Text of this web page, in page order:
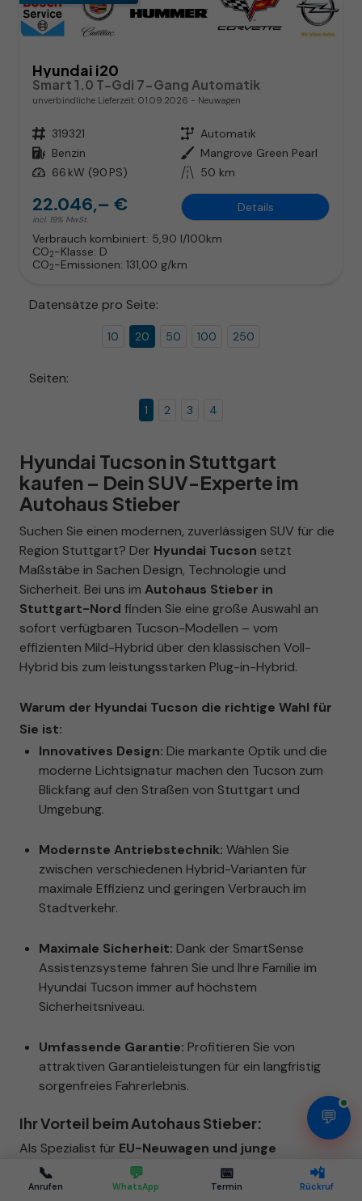
Hyundai i20
Smart 1.0 T-Gdi 7-Gang Automatik
unverbindliche Lieferzeit: 01.09.2026 Neuwagen
Fahrzeugnr. 319321 Getriebe Automatik
Kraftstoff Benzin Außenfarbe Mangrove Green Pearl
Leistung 66 kW (90 PS) Kilometerstand 50 km
22.046,– €
incl. 19% MwSt.
Details
Verbrauch kombiniert: 5,90 l/100km
CO2-Klasse: D
CO2-Emissionen: 131,00 g/km
Datensätze pro Seite:
10 20 50 100 250
Seiten:
1 2 3 4
Hyundai Tucson in Stuttgart
kaufen – Dein SUV-Experte im
Autohaus Stieber
Suchen Sie einen modernen, zuverlässigen SUV für die
Region Stuttgart? Der Hyundai Tucson setzt
Maßstäbe in Sachen Design, Technologie und
Sicherheit. Bei uns im Autohaus Stieber in
Stuttgart-Nord finden Sie eine große Auswahl an
sofort verfügbaren Tucson-Modellen – vom
effizienten Mild-Hybrid über den klassischen Voll-
Hybrid bis zum leistungsstarken Plug-in-Hybrid.
Warum der Hyundai Tucson die richtige Wahl für
Sie ist:
Innovatives Design: Die markante Optik und die
moderne Lichtsignatur machen den Tucson zum
Blickfang auf den Straßen von Stuttgart und
Umgebung.
Modernste Antriebstechnik: Wählen Sie
zwischen verschiedenen Hybrid-Varianten für
maximale Effizienz und geringen Verbrauch im
Stadtverkehr.
Maximale Sicherheit: Dank der SmartSense
Assistenzsysteme fahren Sie und Ihre Familie im
Hyundai Tucson immer auf höchstem
Sicherheitsniveau.
Umfassende Garantie: Profitieren Sie von
attraktiven Garantieleistungen für ein langfristig
sorgenfreies Fahrerlebnis.
Ihr Vorteil beim Autohaus Stieber:
Als Spezialist für EU-Neuwagen und junge
Gebrauchte in Stuttgart
bieten wir Ihnen nicht nur
attraktive Konditionen für den
Kauf Ihres Hyundai
📞
Anrufen
💬
WhatsApp
📅
Termin
📲
Rückruf
💬